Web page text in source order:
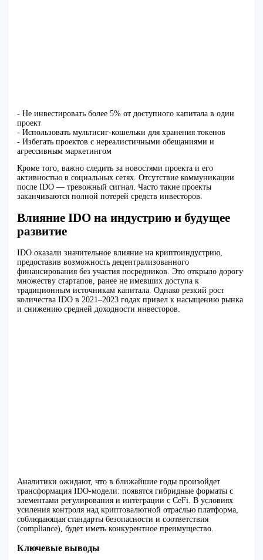
- Не инвестировать более 5% от доступного капитала в один
проект
- Использовать мультисиг-кошельки для хранения токенов
- Избегать проектов с нереалистичными обещаниями и
агрессивным маркетингом
Кроме того, важно следить за новостями проекта и его
активностью в социальных сетях. Отсутствие коммуникации
после IDO — тревожный сигнал. Часто такие проекты
заканчиваются полной потерей средств инвесторов.
Влияние IDO на индустрию и будущее
развитие
IDO оказали значительное влияние на криптоиндустрию,
предоставив возможность децентрализованного
финансирования без участия посредников. Это открыло дорогу
множеству стартапов, ранее не имевших доступа к
традиционным источникам капитала. Однако резкий рост
количества IDO в 2021–2023 годах привел к насыщению рынка
и снижению средней доходности инвесторов.
Аналитики ожидают, что в ближайшие годы произойдет
трансформация IDO-модели: появятся гибридные форматы с
элементами регулирования и интеграции с CeFi. В условиях
усиления контроля над криптовалютной отраслью платформа,
соблюдающая стандарты безопасности и соответствия
(compliance), будет иметь конкурентное преимущество.
Ключевые выводы